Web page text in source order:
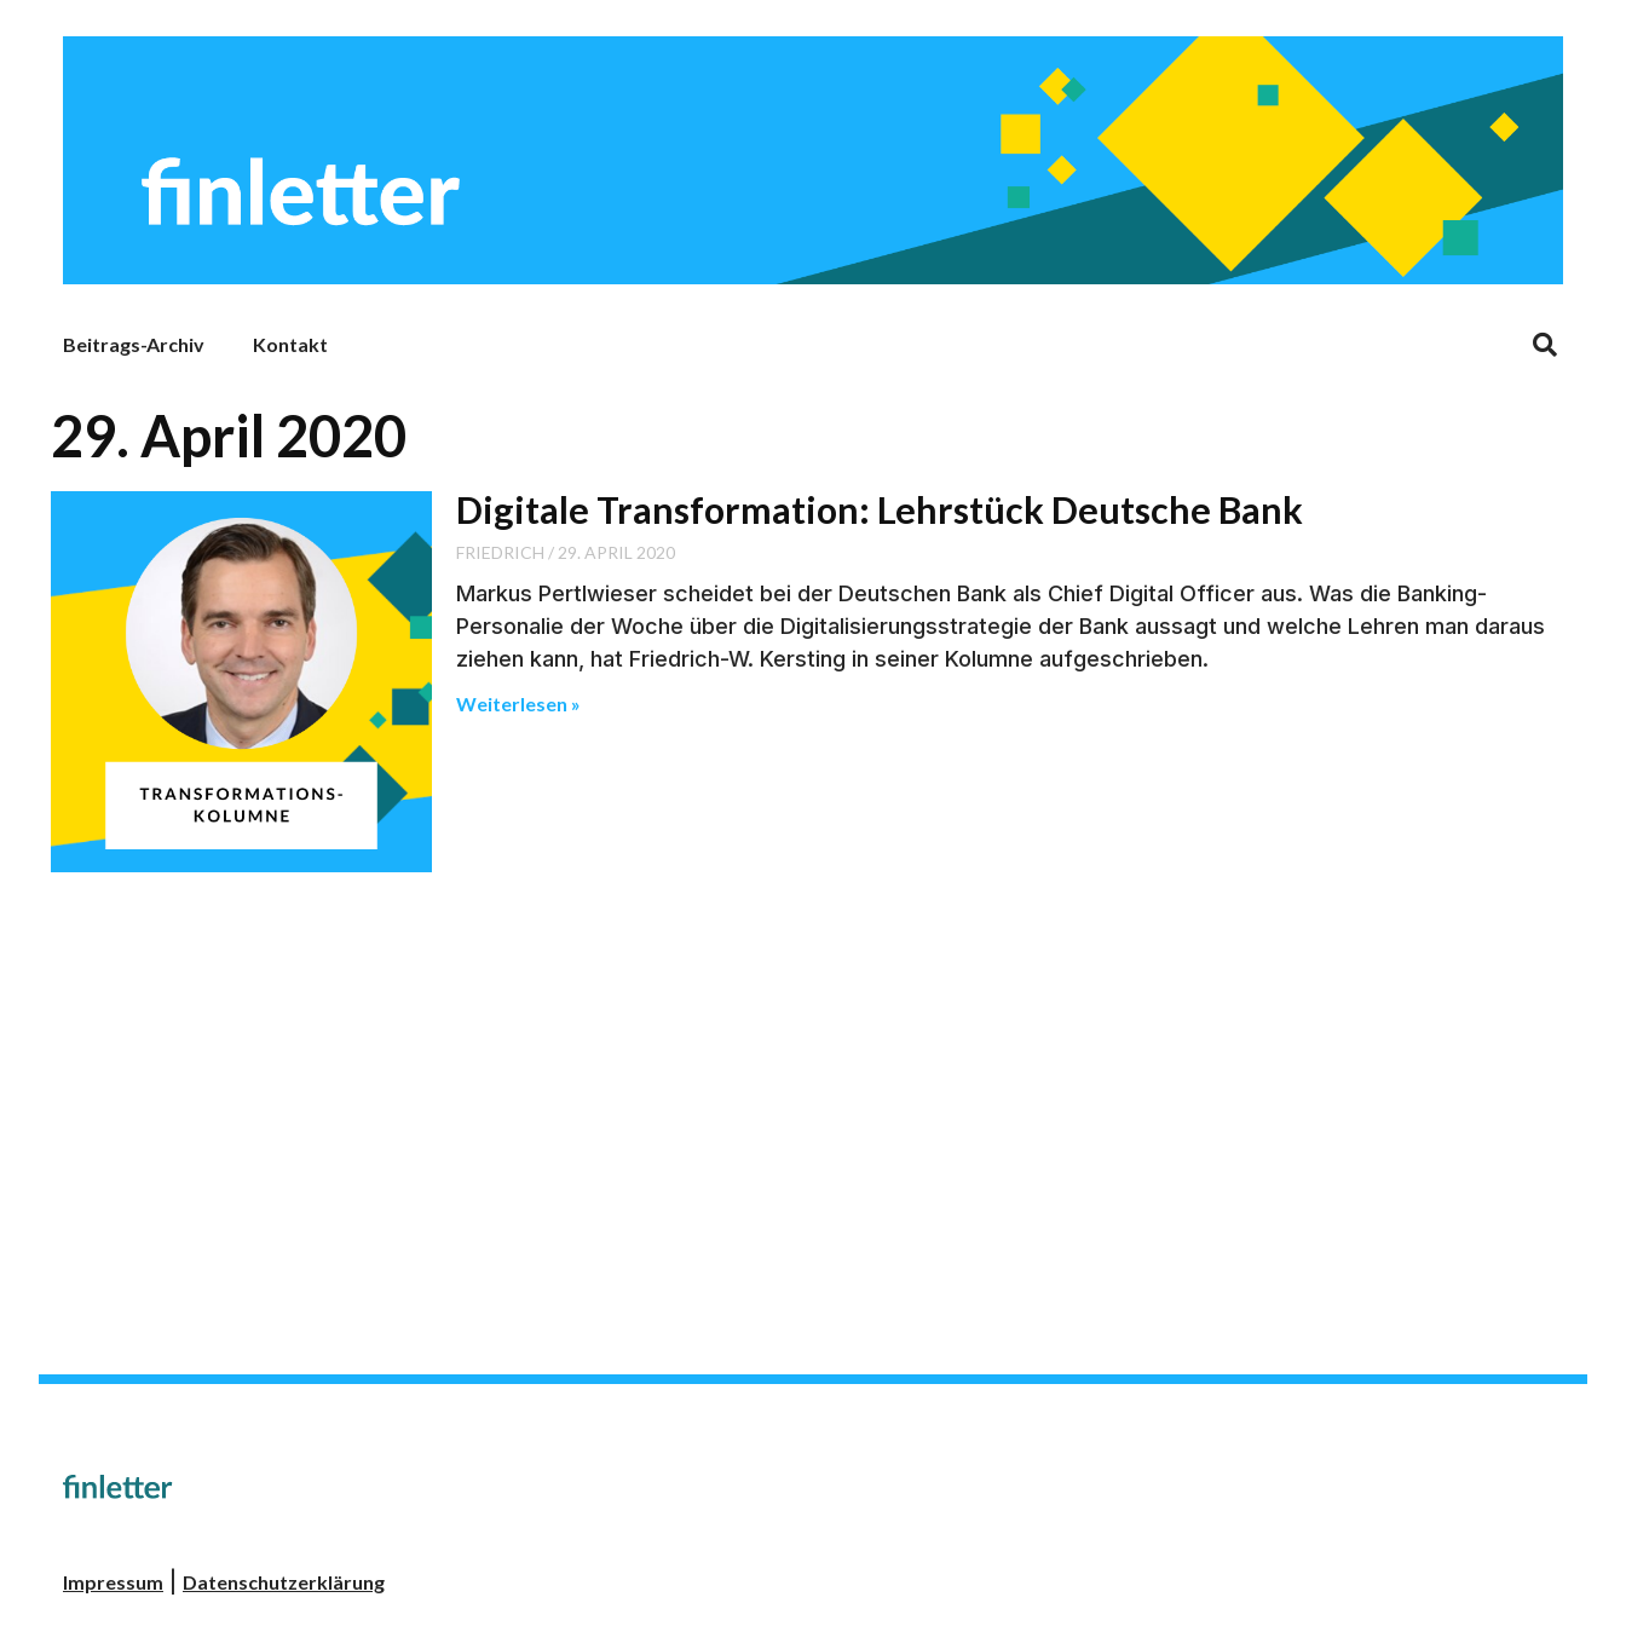
Beitrags-Archiv Kontakt
29. April 2020
Digitale Transformation: Lehrstück Deutsche Bank
FRIEDRICH 29. APRIL 2020
Markus Pertlwieser scheidet bei der Deutschen Bank als Chief Digital Officer aus. Was die Banking-
Personalie der Woche über die Digitalisierungsstrategie der Bank aussagt und welche Lehren man daraus
ziehen kann, hat Friedrich-W. Kersting in seiner Kolumne aufgeschrieben.
Weiterlesen »
Impressum Datenschutzerklärung